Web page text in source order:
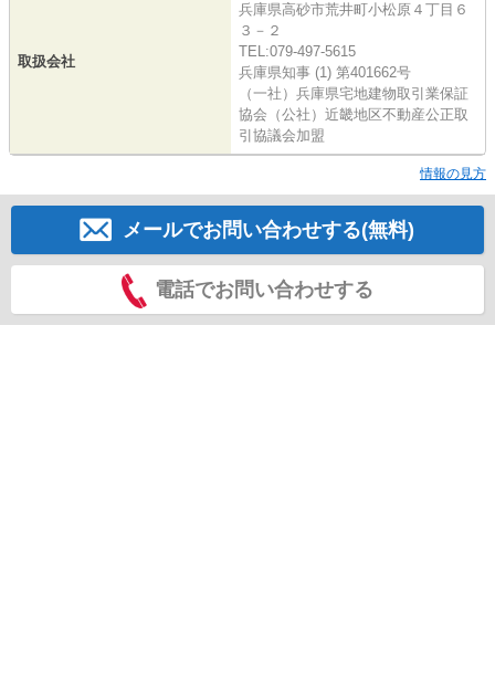
取扱会社
兵庫県高砂市荒井町小松原４丁目６
３－２
TEL:079-497-5615
兵庫県知事 (1) 第401662号
（一社）兵庫県宅地建物取引業保証
協会（公社）近畿地区不動産公正取
引協議会加盟
情報の見方
メールでお問い合わせする(無料)
電話でお問い合わせする